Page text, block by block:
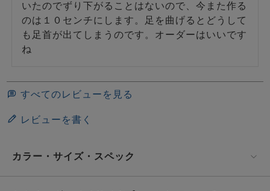
いたのでずり下がることはないので、今また作る
のは１０センチにします。足を曲げるとどうして
も足首が出てしまうのです。オーダーはいいです
ね
すべてのレビューを見る
レビューを書く
カラー・サイズ・スペック